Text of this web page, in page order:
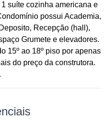
suíte cozinha americana e
possui Academia,
Recepção (hall),
Grumete e elevadores.
15º ao 18º piso por apenas
do preço da construtora.